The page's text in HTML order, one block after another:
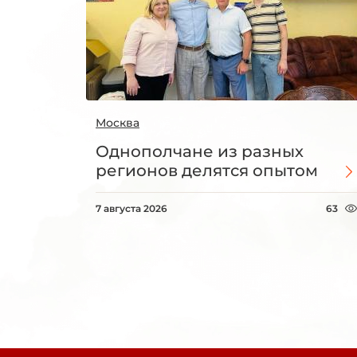
Москва
Однополчане из разных
регионов делятся опытом
7 августа 2026 63